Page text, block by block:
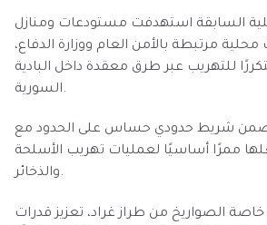
السابقة استهدفت مستودعات ومنازل
مرتبطة بالأمن العام ووزارة الدفاع،
للتهريب عبر طرق معقدة داخل البادية
السورية.
ضمن شريط حدودي حساس على الحدود مع
ممرًا أساسيًا لعمليات تهريب الأسلحة
والذخائر.
الصواريخ من طراز غراد، تعزيز قدرات